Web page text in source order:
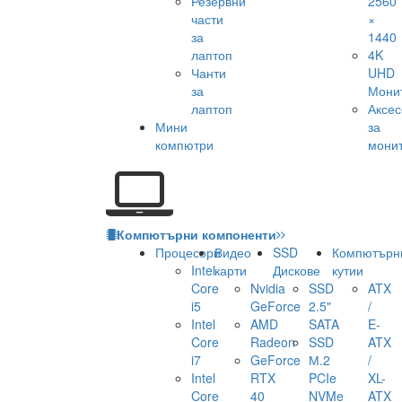
части
за
лаптоп
Чанти
за
лаптоп
Мини
компютри
×
1440
4K
UHD
за
Компютърни компоненти
Процесори
Intel
Core
i5
Intel
Core
i7
Intel
Core
Видео
карти
Nvidia
GeForce
AMD
Radeon
GeForce
RTX
40
SSD
Дискове
SSD
2.5"
SATA
SSD
М.2
PCIe
NVMe
кутии
ATX
/
E-
ATX
/
XL-
ATX